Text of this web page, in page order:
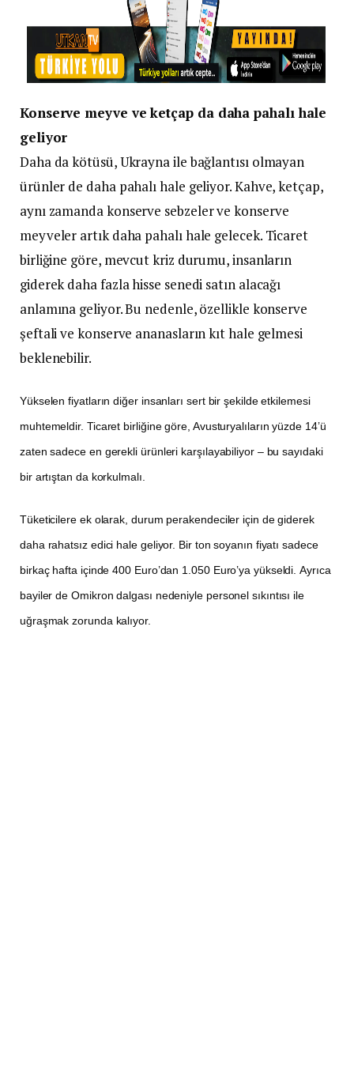
Konserve meyve ve ketçap da daha pahalı hale
geliyor
Daha da kötüsü, Ukrayna ile bağlantısı olmayan
ürünler de daha pahalı hale geliyor. Kahve, ketçap,
aynı zamanda konserve sebzeler ve konserve
meyveler artık daha pahalı hale gelecek. Ticaret
birliğine göre, mevcut kriz durumu, insanların
giderek daha fazla hisse senedi satın alacağı
anlamına geliyor. Bu nedenle, özellikle konserve
şeftali ve konserve ananasların kıt hale gelmesi
beklenebilir.
Yükselen fiyatların diğer insanları sert bir şekilde etkilemesi
muhtemeldir. Ticaret birliğine göre, Avusturyalıların yüzde 14’ü
zaten sadece en gerekli ürünleri karşılayabiliyor – bu sayıdaki
bir artıştan da korkulmalı.
Tüketicilere ek olarak, durum perakendeciler için de giderek
daha rahatsız edici hale geliyor. Bir ton soyanın fiyatı sadece
birkaç hafta içinde 400 Euro’dan 1.050 Euro’ya yükseldi. Ayrıca
bayiler de Omikron dalgası nedeniyle personel sıkıntısı ile
uğraşmak zorunda kalıyor.